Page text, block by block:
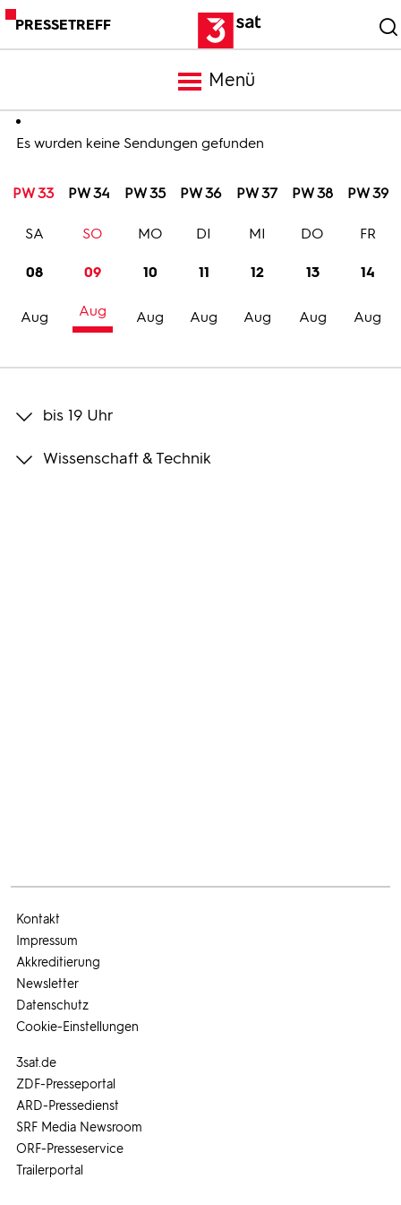
PRESSETREFF
Menü
Meldungen
Programm
Trailer
Bilder
Es wurden keine Sendungen gefunden
PW 33 PW 34 PW 35 PW 36 PW 37 PW 38 PW 39
08
Aug
SA
09
Aug
SO
10
Aug
MO
11
Aug
DI
12
Aug
MI
13
Aug
DO
14
Aug
FR
bis 19 Uhr
Wissenschaft & Technik
3sat.de
ZDF-Presseportal
ARD-Pressedienst
SRF Media Newsroom
ORF-Presseservice
Trailerportal
Kontakt
Impressum
Akkreditierung
Newsletter
Datenschutz
Cookie-Einstellungen